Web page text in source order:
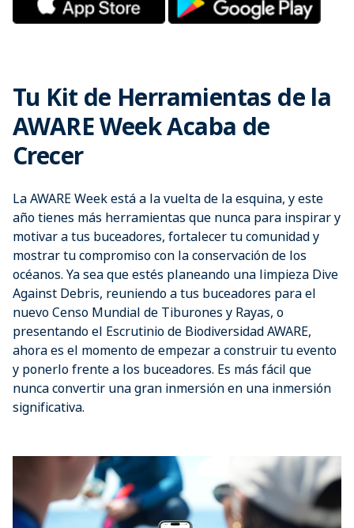
Tu Kit de Herramientas de la
AWARE Week Acaba de
Crecer
La AWARE Week está a la vuelta de la esquina, y este
año tienes más herramientas que nunca para inspirar y
motivar a tus buceadores, fortalecer tu comunidad y
mostrar tu compromiso con la conservación de los
océanos. Ya sea que estés planeando una limpieza Dive
Against Debris, reuniendo a tus buceadores para el
nuevo Censo Mundial de Tiburones y Rayas, o
presentando el Escrutinio de Biodiversidad AWARE,
ahora es el momento de empezar a construir tu evento
y ponerlo frente a los buceadores. Es más fácil que
nunca convertir una gran inmersión en una inmersión
significativa.